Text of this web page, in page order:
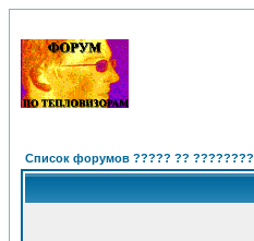
Список форумов ????? ??